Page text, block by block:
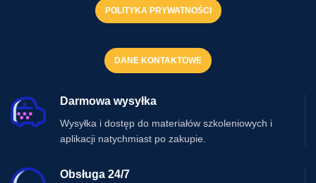
POLITYKA PRYWATNOŚCI
DANE KONTAKTOWE
Darmowa wysyłka
Wysyłka i dostęp do materiałów szkoleniowych i
aplikacji natychmiast po zakupie.
Obsługa 24/7